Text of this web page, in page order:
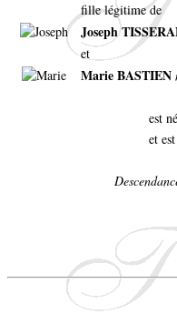
fille légitime de
Joseph
et
Marie BASTIEN
est
et